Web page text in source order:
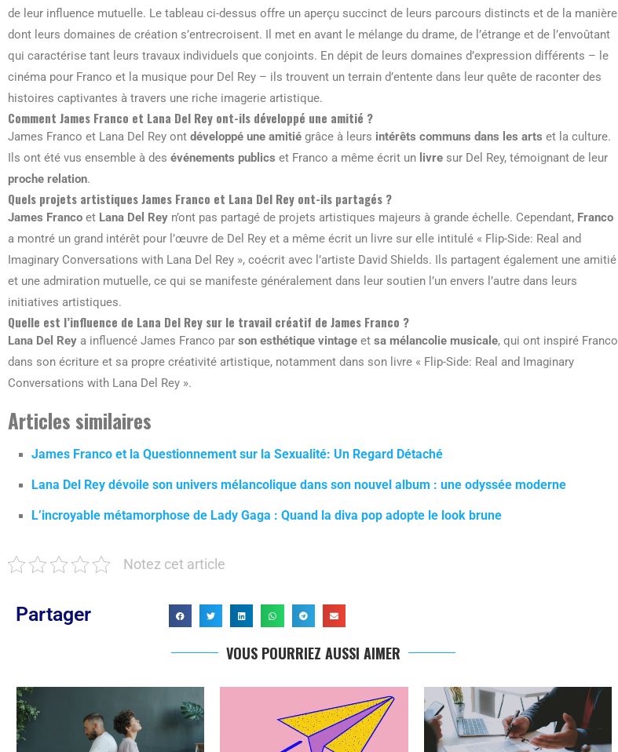
de leur influence mutuelle. Le tableau ci-dessus offre un aperçu succinct de leurs parcours distincts et de la manière
dont leurs domaines de création s’entrecroisent. Il met en avant le mélange du drame, de l’étrange et de l’envoûtant
qui caractérise tant leurs travaux individuels que conjoints. En dépit de leurs domaines d’expression différents – le
cinéma pour Franco et la musique pour Del Rey – ils trouvent un terrain d’entente dans leur quête de raconter des
histoires captivantes à travers une riche imagerie artistique.
Comment James Franco et Lana Del Rey ont-ils développé une amitié ?
James Franco et Lana Del Rey ont développé une amitié grâce à leurs intérêts communs dans les arts et la culture.
Ils ont été vus ensemble à des événements publics et Franco a même écrit un livre sur Del Rey, témoignant de leur
proche relation.
Quels projets artistiques James Franco et Lana Del Rey ont-ils partagés ?
James Franco et Lana Del Rey n’ont pas partagé de projets artistiques majeurs à grande échelle. Cependant, Franco
a montré un grand intérêt pour l’œuvre de Del Rey et a même écrit un livre sur elle intitulé « Flip-Side: Real and
Imaginary Conversations with Lana Del Rey », coécrit avec l’artiste David Shields. Ils partagent également une amitié
et une admiration mutuelle, ce qui se manifeste généralement dans leur soutien l’un envers l’autre dans leurs
initiatives artistiques.
Quelle est l’influence de Lana Del Rey sur le travail créatif de James Franco ?
Lana Del Rey a influencé James Franco par son esthétique vintage et sa mélancolie musicale, qui ont inspiré Franco
dans son écriture et sa propre créativité artistique, notamment dans son livre « Flip-Side: Real and Imaginary
Conversations with Lana Del Rey ».
Articles similaires
James Franco et la Questionnement sur la Sexualité: Un Regard Détaché
Lana Del Rey dévoile son univers mélancolique dans son nouvel album : une odyssée moderne
L’incroyable métamorphose de Lady Gaga : Quand la diva pop adopte le look brune
Notez cet article
Partager
VOUS POURRIEZ AUSSI AIMER